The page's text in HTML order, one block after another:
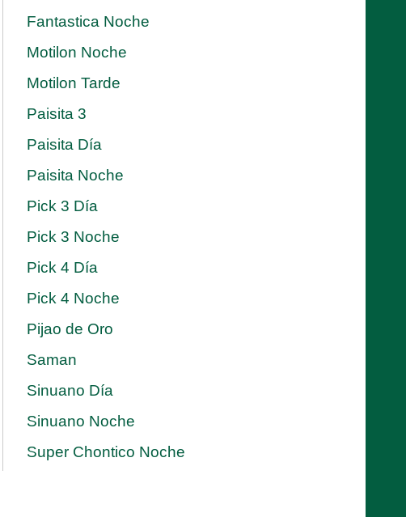
Fantastica Noche
Motilon Noche
Motilon Tarde
Paisita 3
Paisita Día
Paisita Noche
Pick 3 Día
Pick 3 Noche
Pick 4 Día
Pick 4 Noche
Pijao de Oro
Saman
Sinuano Día
Sinuano Noche
Super Chontico Noche